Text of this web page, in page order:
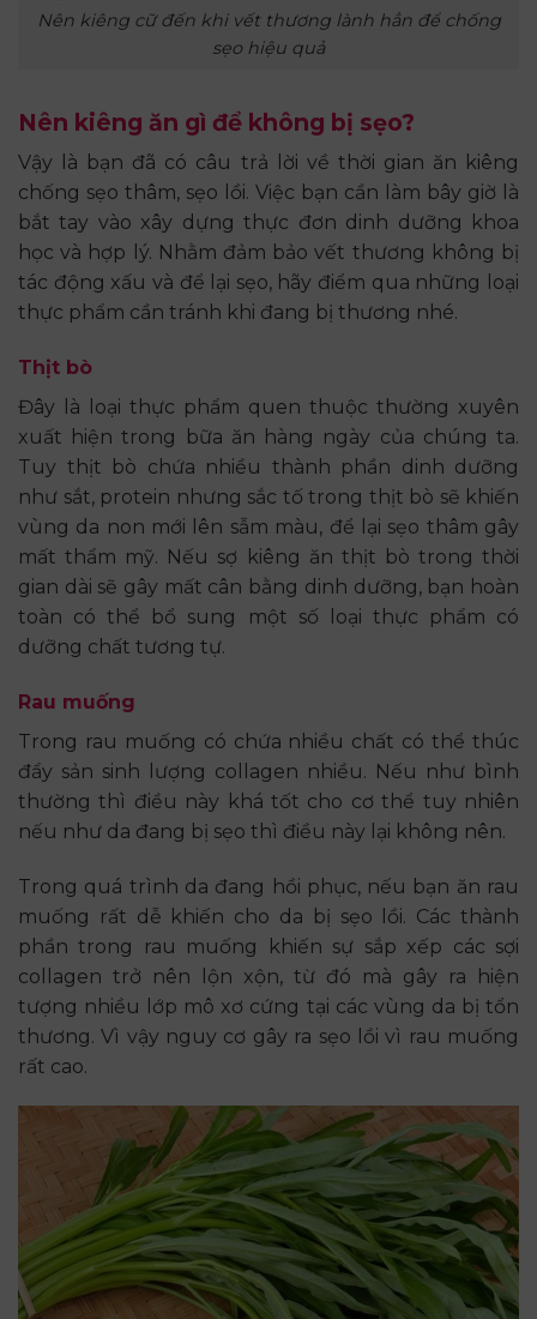
Nên kiêng cữ đến khi vết thương lành hẳn để chống
sẹo hiệu quả
Nên kiêng ăn gì để không bị sẹo?
Vậy là bạn đã có câu trả lời về thời gian ăn kiêng
chống sẹo thâm, sẹo lồi. Việc bạn cần làm bây giờ là
bắt tay vào xây dựng thực đơn dinh dưỡng khoa
học và hợp lý. Nhằm đảm bảo vết thương không bị
tác động xấu và để lại sẹo, hãy điểm qua những loại
thực phẩm cần tránh khi đang bị thương nhé.
Thịt bò
Đây là loại thực phẩm quen thuộc thường xuyên
xuất hiện trong bữa ăn hàng ngày của chúng ta.
Tuy thịt bò chứa nhiều thành phần dinh dưỡng
như sắt, protein nhưng sắc tố trong thịt bò sẽ khiến
vùng da non mới lên sẫm màu, để lại sẹo thâm gây
mất thẩm mỹ. Nếu sợ kiêng ăn thịt bò trong thời
gian dài sẽ gây mất cân bằng dinh dưỡng, bạn hoàn
toàn có thể bổ sung một số loại thực phẩm có
dưỡng chất tương tự.
Rau muống
Trong rau muống có chứa nhiều chất có thể thúc
đẩy sản sinh lượng collagen nhiều. Nếu như bình
thường thì điều này khá tốt cho cơ thể tuy nhiên
nếu như da đang bị sẹo thì điều này lại không nên.
Trong quá trình da đang hồi phục, nếu bạn ăn rau
muống rất dễ khiến cho da bị sẹo lồi. Các thành
phần trong rau muống khiến sự sắp xếp các sợi
collagen trở nên lộn xộn, từ đó mà gây ra hiện
tượng nhiều lớp mô xơ cứng tại các vùng da bị tổn
thương. Vì vậy nguy cơ gây ra sẹo lồi vì rau muống
rất cao.